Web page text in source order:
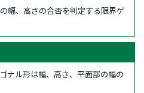
幅、高さの合否を判定する限界ゲ
ナル形は幅、高さ、平面部の幅の